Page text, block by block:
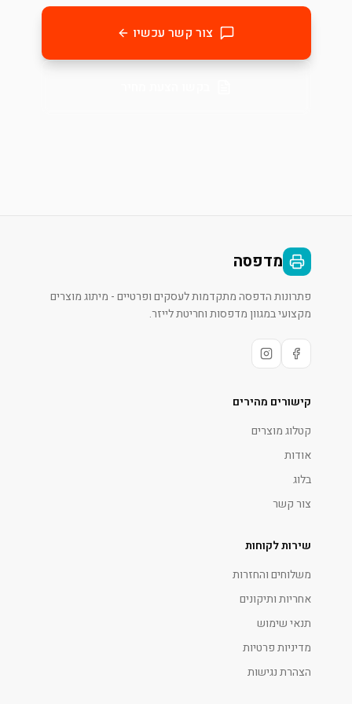
צור קשר עכשיו
מדפסה
פתרונות הדפסה מתקדמות לעסקים ופרטיים - מיתוג מוצרים
מקצועי במגוון מדפסות וחריטת לייזר.
קישורים מהירים
קטלוג מוצרים
אודות
בלוג
צור קשר
שירות לקוחות
משלוחים והחזרות
אחריות ותיקונים
תנאי שימוש
מדיניות פרטיות
הצהרת נגישות